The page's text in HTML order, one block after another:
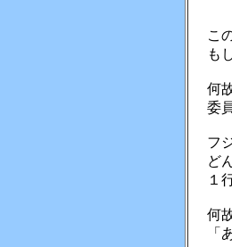
こ
もし
何
委員
フ
ど
１行
何
「あ